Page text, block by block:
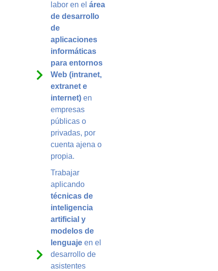
labor en el área
de desarrollo
de
aplicaciones
informáticas
para entornos
Web (intranet,
extranet e
internet) en
empresas
públicas o
privadas, por
cuenta ajena o
propia.
Trabajar
aplicando
técnicas de
inteligencia
artificial y
modelos de
lenguajeen el
desarrollo de
asistentes